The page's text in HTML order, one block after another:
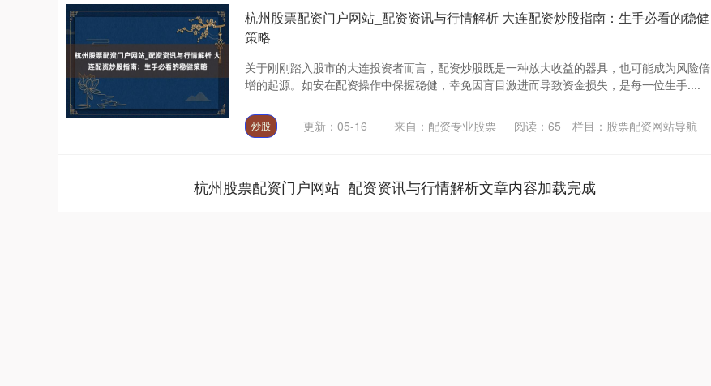
杭州股票配资门户网站_配资资讯与行情解析 大连配资炒股指南：生手必看的稳健
策略
关于刚刚踏入股市的大连投资者而言，配资炒股既是一种放大收益的器具，也可能成为风险倍
增的起源。如安在配资操作中保握稳健，幸免因盲目激进而导致资金损失，是每一位生手....
炒股 更新：05-16 来自：配资专业股票 阅读： 65 栏目： 股票配资网站导航
杭州股票配资门户网站_配资资讯与行情解析文章内容加载完成